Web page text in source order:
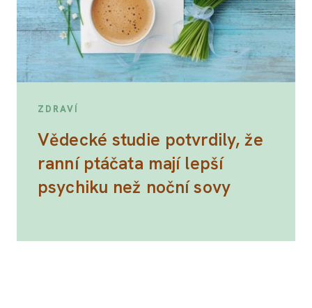
ZDRAVÍ
Vědecké studie potvrdily, že
ranní ptáčata mají lepší
psychiku než noční sovy